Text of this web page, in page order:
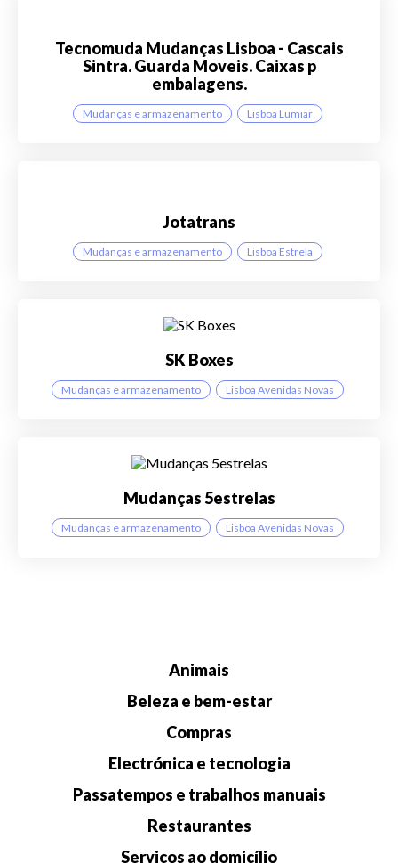
Tecnomuda Mudanças Lisboa - Cascais
Sintra. Guarda Moveis. Caixas p
embalagens.
Mudanças e armazenamento Lisboa Lumiar
Jotatrans
Mudanças e armazenamento Lisboa Estrela
SK Boxes
Mudanças e armazenamento Lisboa Avenidas Novas
Mudanças 5estrelas
Mudanças e armazenamento Lisboa Avenidas Novas
Animais
Beleza e bem-estar
Compras
Electrónica e tecnologia
Passatempos e trabalhos manuais
Restaurantes
Serviços ao domicílio